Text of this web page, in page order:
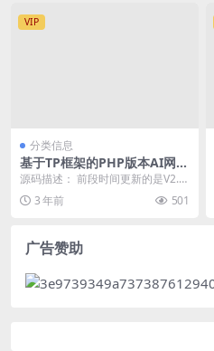
VIP
分类信息
基于TP框架的PHP版本AI网址
导航源码V6.0
源码描述： 前段时间更新的是V2.0
版本，现在是V6.0 使用Thinkphp
6... 3 年前 501
广告赞助